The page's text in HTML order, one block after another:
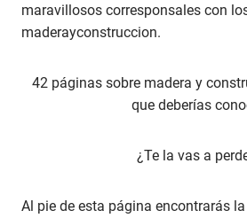
maravillosos corresponsales con
maderayconstruccion.
42 páginas sobre madera y
que deberías
¿Te la vas a
Al pie de esta página encontrarás